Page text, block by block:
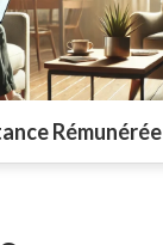
Rémunérée